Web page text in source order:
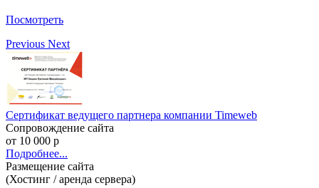
Посмотреть
Previous Next
Сертификат ведущего партнера компании Timeweb
Сопровождение сайта
от 10 000 р
Подробнее...
Размещение сайта
(Хостинг / аренда сервера)